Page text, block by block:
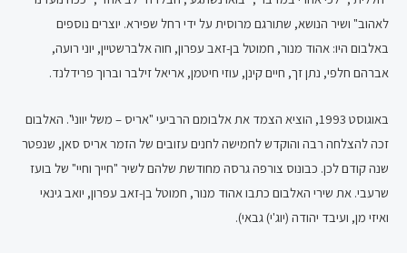
לאהוב" ושיר הנושא, שתורגם מרוסית על ידי רחל שפירא. יוצרים נוספים
באלבום היו: אהוד מנור, חמוטל בן-זאב עפרון, חוה אלברשטיין, יוני רועה,
אברהם חלפי, נתן זך, חיים קינן, עוזי חיטמן, אריאל זילבר וברוך פרידלנד.
באוגוסט 1993, הוציא הצמד את אלבומם הרביעי "אריס – משל יווני". האלבום
זכה להצלחה רבה והוקדש לחמישה לחנים עזובים של הזמר אריס סאן, שנפטר
שנה קודם לכן. כבונוס צורפה גרסה מחודשת שלהם לשיר "חייך וחיי" של בועז
שרעבי. את שירי האלבום כתבו אהוד מנור, חמוטל בן-זאב עפרון, יואב גינאי
ואיזי מן, ועיבד יהודה (יוג'י) גבאי).